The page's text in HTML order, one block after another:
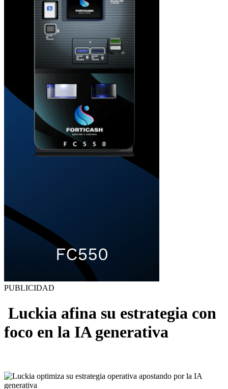
PUBLICIDAD
Luckia afina su estrategia con
foco en la IA generativa